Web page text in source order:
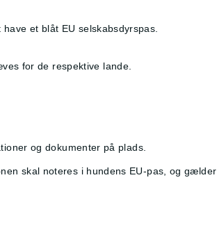
et blåt EU selskabsdyrspas.
for de respektive lande.
og dokumenter på plads.
skal noteres i hundens EU-pas, og gælder